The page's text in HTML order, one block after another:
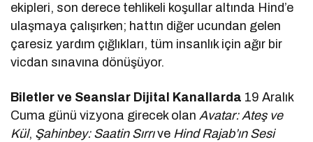
ekipleri, son derece tehlikeli koşullar altında Hind’e
ulaşmaya çalışırken; hattın diğer ucundan gelen
çaresiz yardım çığlıkları, tüm insanlık için ağır bir
vicdan sınavına dönüşüyor.
Biletler ve Seanslar Dijital Kanallarda 19 Aralık
Cuma günü vizyona girecek olanAvatar: Ateş ve
Kül, Şahinbey: Saatin Sırrıve Hind Rajab’ın Sesi